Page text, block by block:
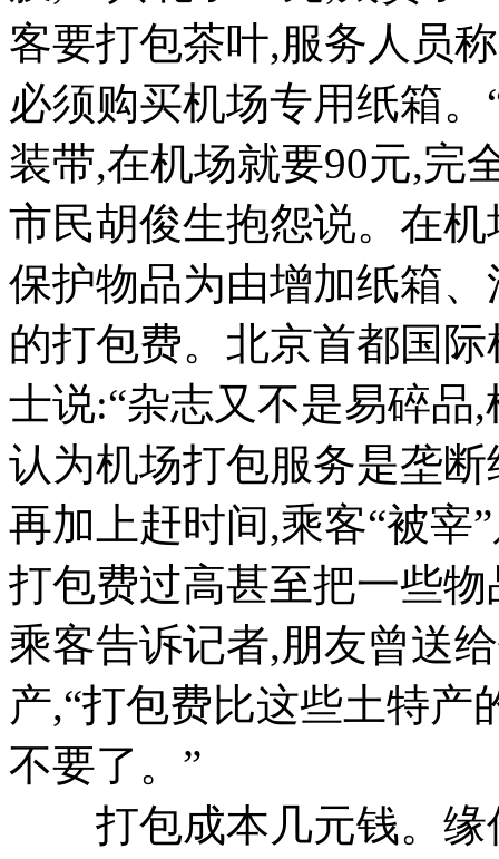
客要打包茶叶,服务人员
必须购买机场专用纸箱
装带,在机场就要90元,完
市民胡俊生抱怨说。在
保护物品为由增加纸箱
的打包费。北京首都国
士说:“杂志又不是易碎品
认为机场打包服务是垄
再加上赶时间,乘客“被宰
打包费过高甚至把一些
乘客告诉记者,朋友曾送
产,“打包费比这些土特产
不要了。”
打包成本几元钱。缘